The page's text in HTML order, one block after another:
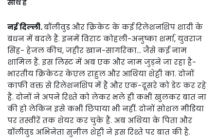
साथ हैं
नई दिल्ली.बॉलीवुड और क्रिकेट के कई रिलेशनशिप शादी के
बंधन में बदले हैं. इनमें विराट कोहली-अनुष्का शर्मा, युवराज
सिंह- हेजल कीच, जहीर खान-सागरिका… जैसे कई नाम
शामिल हैं. इस लिस्ट में अब एक और नाम जुड़ने जा रहा है-
भारतीय क्रिकेटर केएल राहुल और आथिया शेट्टी का. दोनों
काफी वक्त से रिलेशनशिप में हैं और एक-दूसरे को डेट कर रहे
हैं. दोनों ने अपने रिश्ते को लेकर भले ही कभी खुलकर बात ना
की हो लेकिन इसे कभी छिपाया भी नहीं. दोनों सोशल मीडिया
पर तस्वीरें तक शेयर कर चुके हैं. अब अथिया के पिता और
बॉलीवुड अभिनेता सुनील शेट्टी ने इस रिश्ते पर बात की है.